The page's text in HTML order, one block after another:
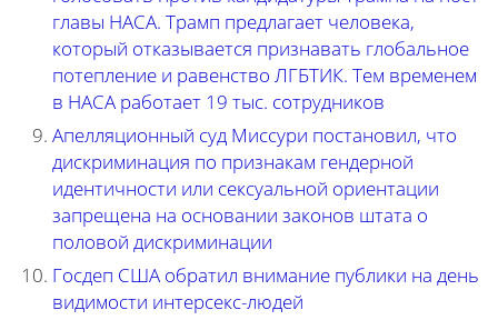
главы НАСА. Трамп предлагает человека,
который отказывается признавать глобальное
потепление и равенство ЛГБТИК. Тем временем
в НАСА работает 19 тыс. сотрудников
Апелляционный суд Миссури постановил, что
дискриминация по признакам гендерной
идентичности или сексуальной ориентации
запрещена на основании законов штата о
половой дискриминации
Госдеп США обратил внимание публики на день
видимости интерсекс-людей